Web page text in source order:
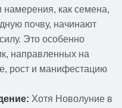
как семена,
почву, начинают
Это особенно
направленных на
рост и манифестацию
Хотя Новолуние в